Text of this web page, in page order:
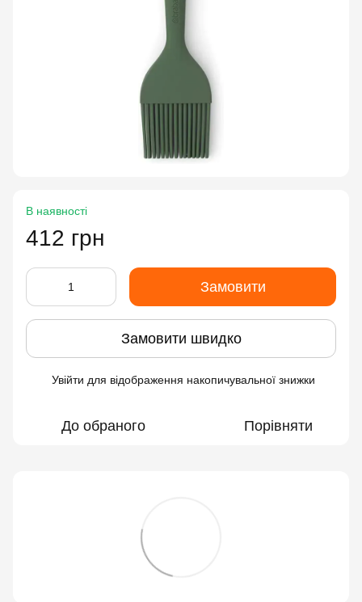
В наявності
412 грн
Замовити
Замовити швидко
Увійти для відображення накопичувальної знижки
До обраного Порівняти